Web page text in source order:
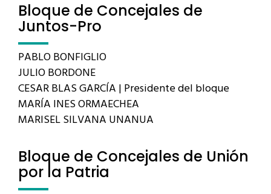
Bloque de Concejales de
Juntos-Pro
PABLO BONFIGLIO
JULIO BORDONE
CESAR BLAS GARCÍA | Presidente del bloque
MARÍA INES ORMAECHEA
MARISEL SILVANA UNANUA
Bloque de Concejales de Unión
por la Patria